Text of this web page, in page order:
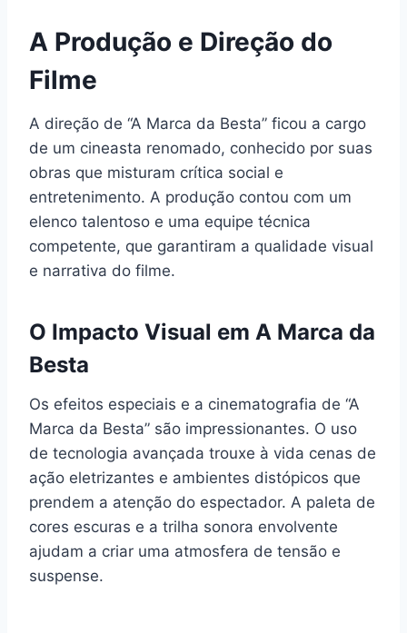
A Produção e Direção do
Filme
A direção de “A Marca da Besta” ficou a cargo
de um cineasta renomado, conhecido por suas
obras que misturam crítica social e
entretenimento. A produção contou com um
elenco talentoso e uma equipe técnica
competente, que garantiram a qualidade visual
e narrativa do filme.
O Impacto Visual em A Marca da
Besta
Os efeitos especiais e a cinematografia de “A
Marca da Besta” são impressionantes. O uso
de tecnologia avançada trouxe à vida cenas de
ação eletrizantes e ambientes distópicos que
prendem a atenção do espectador. A paleta de
cores escuras e a trilha sonora envolvente
ajudam a criar uma atmosfera de tensão e
suspense.